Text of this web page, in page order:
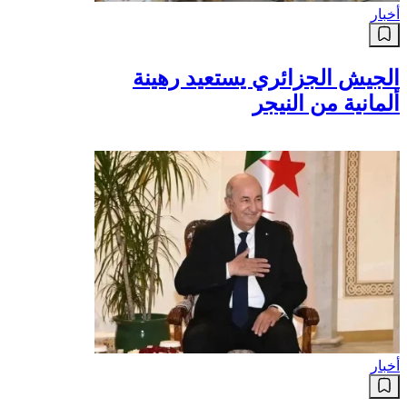
أخبار
الجيش الجزائري يستعيد رهينة
ألمانية من النيجر
أخبار